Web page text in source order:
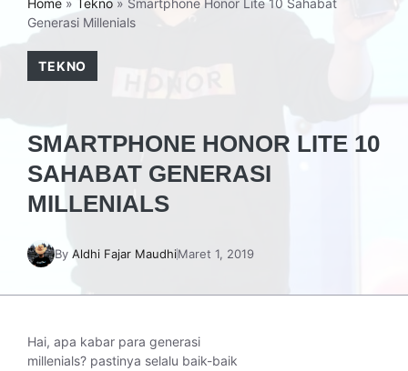
Home » Tekno » Smartphone Honor Lite 10 Sahabat
Generasi Millenials
TEKNO
SMARTPHONE HONOR LITE 10
SAHABAT GENERASI
MILLENIALS
By Aldhi Fajar MaudhiMaret 1, 2019
Hai, apa kabar para generasi
millenials? pastinya selalu baik-baik